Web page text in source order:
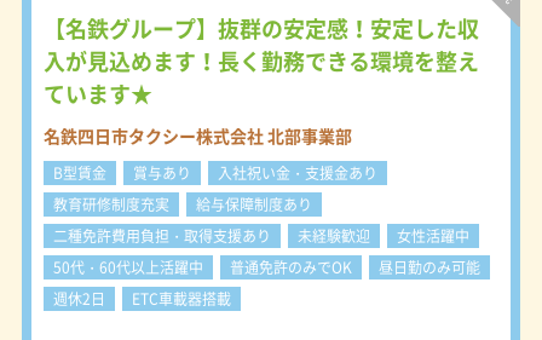
三重県四日市市新正1-12-1 北部事業
部：三重県三重郡川越町亀崎新田18-
16
【名鉄グループ】抜群の安定感！安定した収
入が見込めます！長く勤務できる環境を整え
ています★
名鉄四日市タクシー株式会社 北部事業部
B型賃金 賞与あり
入社祝い金・支援金あり
教育研修制度充実
給与保障制度あり
二種免許費用負担・取得支援あり
未経験歓迎
女性活躍中
50代・60代以上活躍中
普通免許のみでOK
昼日勤のみ可能
週休2日
ETC車載器搭載